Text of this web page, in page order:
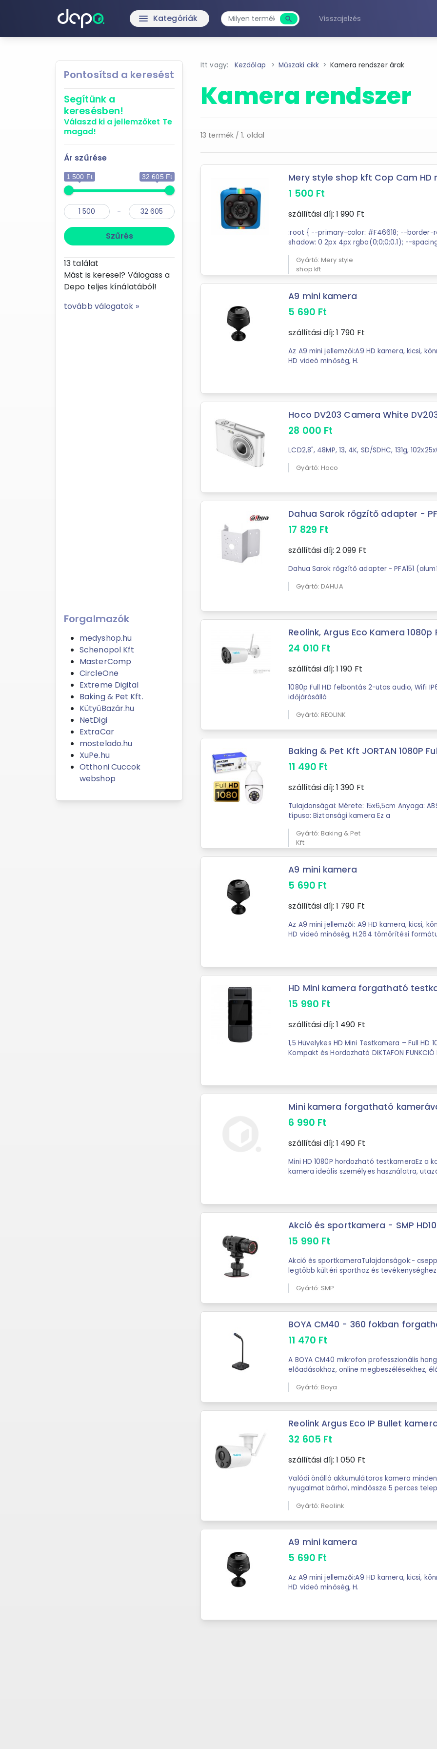
menu Kategóriák search
Keresés
Visszajelzés
Pontosítsd a keresést
Segítünk a
keresésben!
Válaszd ki a jellemzőket Te
magad!
Ár szűrése
1 500 Ft 32 605 Ft
-
Szűrés
13 találat
Mást is keresel? Válogass a
Depo teljes kínálatából!
tovább válogatok »
Forgalmazók
medyshop.hu
Schenopol Kft
MasterComp
CircleOne
Extreme Digital
Baking & Pet Kft.
KütyüBazár.hu
NetDigi
ExtraCar
mostelado.hu
XuPe.hu
Otthoni Cuccok
webshop
Itt vagy: Kezdőlap Műszaki cikk Kamera rendszer árak
Kamera rendszer
13 termék / 1. oldal
Mery style shop kft Cop Cam HD
1 500 Ft
szállítási díj: 1 990 Ft
:root { --primary-color: #F46618; --border-radius: 12px; --box-
Gyártó: Mery style
shop kft
A9 mini kamera
5 690 Ft
szállítási díj: 1 790 Ft
Az A9 mini jellemzői:A9 HD kamera, kicsi,
HD videó minőség, H.
Hoco DV203 Camera White
28 000 Ft
LCD2,8", 48MP, 13, 4K, SD/SDHC, 131g,
Gyártó: Hoco
Dahua Sarok rőgzítő adapter -
17 829 Ft
szállítási díj: 2 099 Ft
Dahua Sarok rőgzítő adapter - PFA151
Gyártó: DAHUA
Reolink, Argus Eco Kamera 1080p
24 010 Ft
szállítási díj: 1 190 Ft
1080p Full HD felbontás 2-utas audio, Wifi
időjárásálló
Gyártó: REOLINK
Baking & Pet Kft JORTAN 1080P
11 490 Ft
szállítási díj: 1 390 Ft
Tulajdonságai: Mérete: 15x6,5cm Anyaga:
típusa: Biztonsági kamera Ez a
Gyártó: Baking & Pet
Kft
A9 mini kamera
5 690 Ft
szállítási díj: 1 790 Ft
Az A9 mini jellemzői: A9 HD kamera, kicsi,
HD videó minőség, H.264 tömörítési
HD Mini kamera forgatható
15 990 Ft
szállítási díj: 1 490 Ft
1,5 Hüvelykes HD Mini Testkamera – Full HD
Kompakt és Hordozható DIKTAFON FUNKCIÓ MÁGNESES Termék
Mini kamera forgatható
6 990 Ft
szállítási díj: 1 490 Ft
Mini HD 1080P hordozható testkameraEz a
kamera ideális személyes használatra,
Akció és sportkamera - SMP
15 990 Ft
Akció és sportkameraTulajdonságok:-
legtöbb kültéri sporthoz és
Gyártó: SMP
BOYA CM40 - 360 fokban
11 470 Ft
A BOYA CM40 mikrofon professzionális
előadásokhoz, online megbeszélésekhez,
Gyártó: Boya
Reolink Argus Eco IP Bullet
32 605 Ft
szállítási díj: 1 050 Ft
Valódi önálló akkumulátoros kamera
nyugalmat bárhol, mindössze 5 perces
Gyártó: Reolink
A9 mini kamera
5 690 Ft
Az A9 mini jellemzői:A9 HD kamera, kicsi,
HD videó minőség, H.